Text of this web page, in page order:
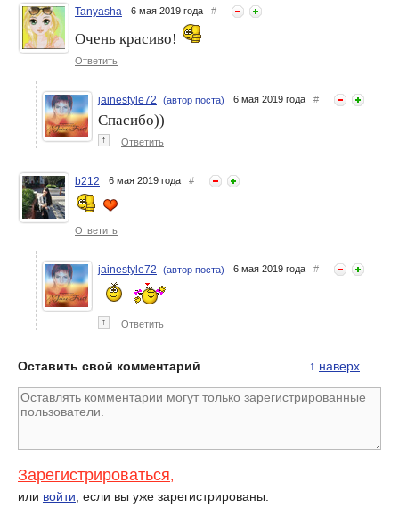
Tanyasha 6 мая 2019 года #
Очень красиво!
Ответить
jainestyle72 (автор поста) 6 мая 2019 года #
Спасибо))
↑ Ответить
b212 6 мая 2019 года #
Ответить
jainestyle72 (автор поста) 6 мая 2019 года #
↑ Ответить
↑ наверх
Оставить свой комментарий
Зарегистрироваться,
или войти, если вы уже зарегистрированы.